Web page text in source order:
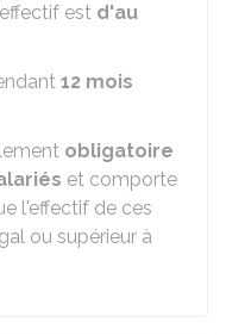
est d'au
12 mois
obligatoire
et comporte
l'effectif de ces
ou supérieur à